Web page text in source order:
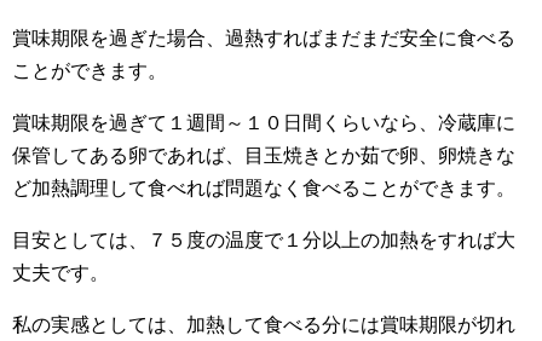
賞味期限を過ぎた場合、過熱すればまだまだ安全に食べる
ことができます。
賞味期限を過ぎて１週間～１０日間くらいなら、冷蔵庫に
保管してある卵であれば、目玉焼きとか茹で卵、卵焼きな
ど加熱調理して食べれば問題なく食べることができます。
目安としては、７５度の温度で１分以上の加熱をすれば大
丈夫です。
私の実感としては、加熱して食べる分には賞味期限が切れ